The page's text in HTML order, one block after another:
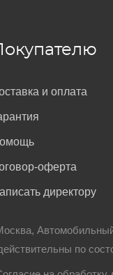
и оплата
оферта
директору
по